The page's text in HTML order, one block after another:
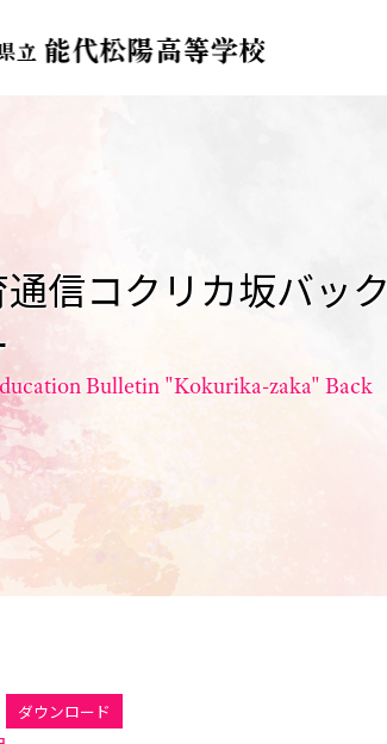
信コクリカ坂バック
Bulletin "Kokurika-zaka" Back
ダウンロード